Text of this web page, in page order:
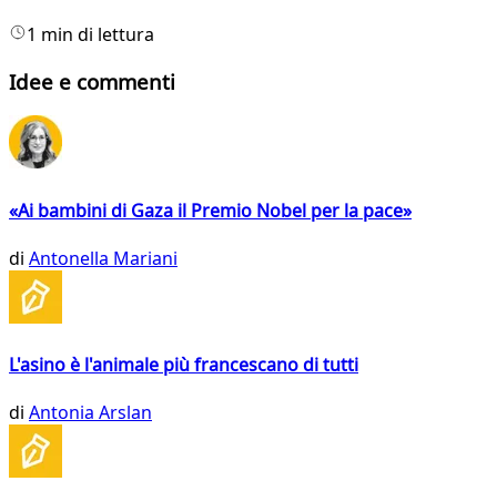
1 min di lettura
Idee e commenti
«Ai bambini di Gaza il Premio Nobel per la pace»
di Antonella Mariani
L'asino è l'animale più francescano di tutti
di Antonia Arslan